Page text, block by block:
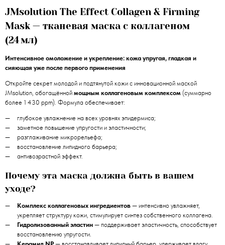
JMsolution The Effect Collagen & Firming
Mask — тканевая маска с коллагеном
(24 мл)
Интенсивное омоложение и укрепление: кожа упругая, гладкая и
сияющая уже после первого применения
Откройте секрет молодой и подтянутой кожи с инновационной маской
JMsolution, обогащённой мощным коллагеновым комплексом (суммарно
более 1 430 ppm). Формула обеспечивает:
глубокое увлажнение на всех уровнях эпидермиса;
заметное повышение упругости и эластичности;
разглаживание микрорельефа;
восстановление липидного барьера;
антивозрастной эффект.
Почему эта маска должна быть в вашем
уходе?
Комплекс коллагеновых ингредиентов — интенсивно увлажняет,
укрепляет структуру кожи, стимулирует синтез собственного коллагена.
Гидролизованный эластин — поддерживает эластичность, способствует
восстановлению упругости.